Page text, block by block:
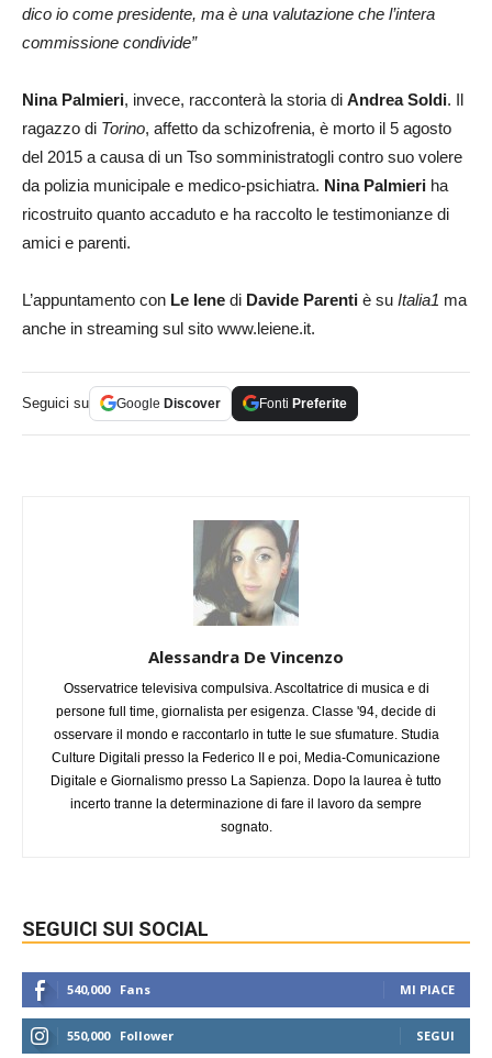
dico io come presidente, ma è una valutazione che l’intera
commissione condivide”
Nina Palmieri, invece, racconterà la storia di Andrea Soldi. Il
ragazzo di Torino, affetto da schizofrenia, è morto il 5 agosto
del 2015 a causa di un Tso somministratogli contro suo volere
da polizia municipale e medico-psichiatra. Nina Palmieri ha
ricostruito quanto accaduto e ha raccolto le testimonianze di
amici e parenti.
L’appuntamento con Le Iene di Davide Parenti è su Italia1 ma
anche in streaming sul sito www.leiene.it.
Seguici su Google Discover Fonti Preferite
Alessandra De Vincenzo
Osservatrice televisiva compulsiva. Ascoltatrice di musica e di
persone full time, giornalista per esigenza. Classe '94, decide di
osservare il mondo e raccontarlo in tutte le sue sfumature. Studia
Culture Digitali presso la Federico II e poi, Media-Comunicazione
Digitale e Giornalismo presso La Sapienza. Dopo la laurea è tutto
incerto tranne la determinazione di fare il lavoro da sempre
sognato.
SEGUICI SUI SOCIAL
540,000 Fans MI PIACE
550,000 Follower SEGUI